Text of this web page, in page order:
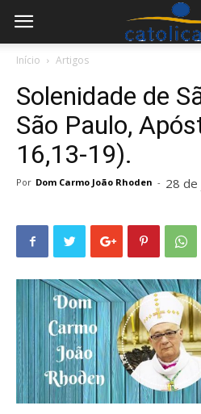
Início Artigos
Solenidade de
São Paulo,
16,13-19).
Por Dom Carmo João Rhoden - 28 de